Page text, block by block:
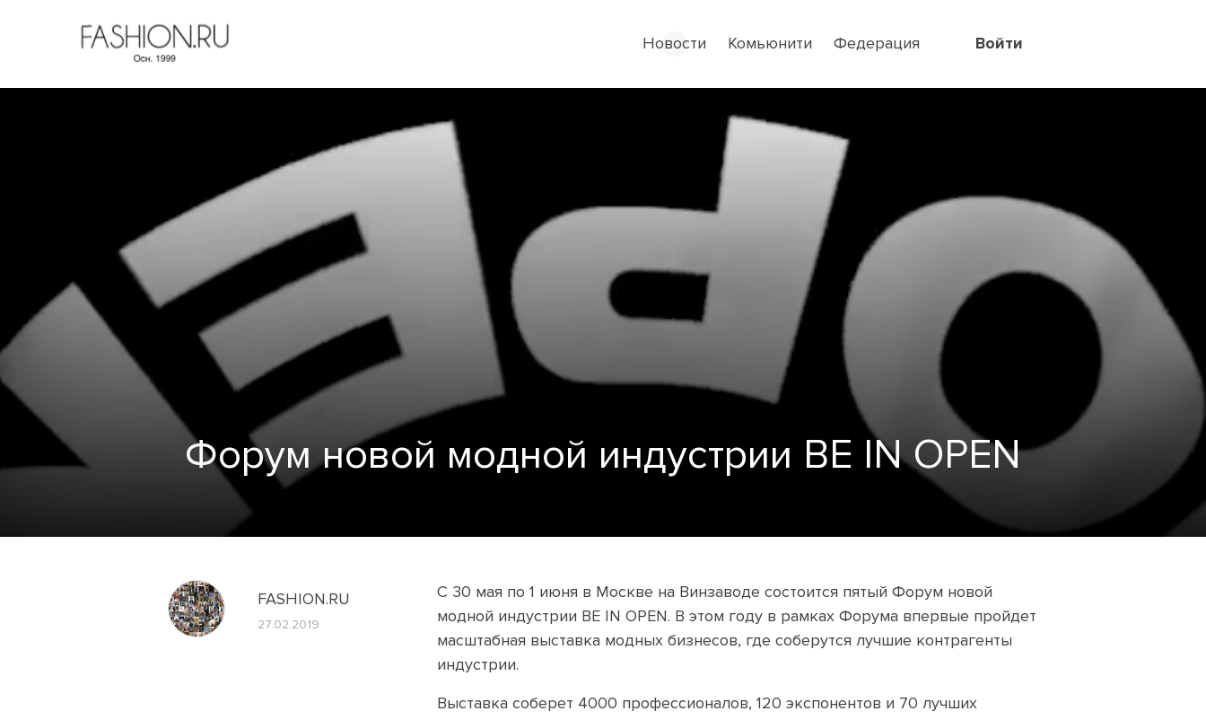
Новости Комьюнити Федерация Войти
Форум новой модной индустрии BE IN OPEN
FASHION.RU
27.02.2019
С 30 мая по 1 июня в Москве на Винзаводе состоится пятый Форум новой
модной индустрии BE IN OPEN. В этом году в рамках Форума впервые пройдет
масштабная выставка модных бизнесов, где соберутся лучшие контрагенты
индустрии.
Выставка соберет 4000 профессионалов, 120 экспонентов и 70 лучших